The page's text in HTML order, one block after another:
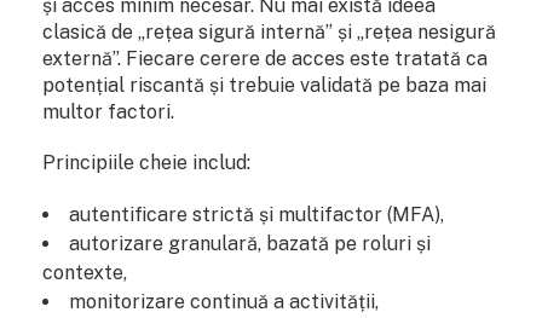
și acces minim necesar. Nu mai există ideea
clasică de „rețea sigură internă” și „rețea nesigură
externă”. Fiecare cerere de acces este tratată ca
potențial riscantă și trebuie validată pe baza mai
multor factori.
Principiile cheie includ:
autentificare strictă și multifactor (MFA),
autorizare granulară, bazată pe roluri și
contexte,
monitorizare continuă a activității,